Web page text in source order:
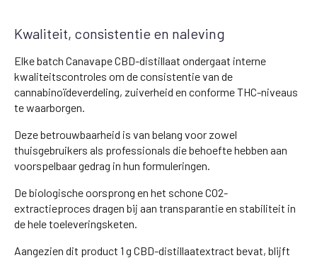
Kwaliteit, consistentie en naleving
Elke batch Canavape CBD-distillaat ondergaat interne
kwaliteitscontroles om de consistentie van de
cannabinoïdeverdeling, zuiverheid en conforme THC-niveaus
te waarborgen.
Deze betrouwbaarheid is van belang voor zowel
thuisgebruikers als professionals die behoefte hebben aan
voorspelbaar gedrag in hun formuleringen.
De biologische oorsprong en het schone CO2-
extractieproces dragen bij aan transparantie en stabiliteit in
de hele toeleveringsketen.
Aangezien dit product 1 g CBD-distillaatextract bevat, blijft